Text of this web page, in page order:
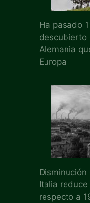
Ha pasado
descubierto
Alemania
Europa
Italia
respecto a